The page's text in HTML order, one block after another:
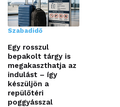
Szabadidő
Egy rosszul
bepakolt tárgy is
megakaszthatja az
indulást – így
készüljön a
repülőtéri
poggyásszal